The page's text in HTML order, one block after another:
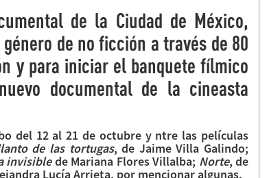
de la Ciudad de México,
de no ficción a través de 80
y para iniciar el banquete fílmico
documental de la cineasta
del 12 al 21 de octubre y ntre las películas
de las tortugas, de Jaime Villa Galindo;
invisiblede Mariana Flores Villalba; Norte, de
Lucía Arrieta, por mencionar algunas.